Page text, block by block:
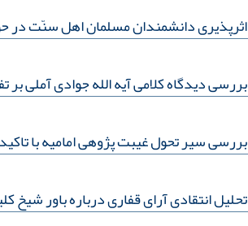
اثرپذیری دانشمندان مسلمان اهل سنّت در
بررسی دیدگاه کلامی آیه الله جوادی آملی بر تفسیر
بررسی سیر تحول غیبت پژوهی امامیه با
تحلیل انتقادی آرای قفاری درباره باور شیخ